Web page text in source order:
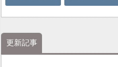
更新記事